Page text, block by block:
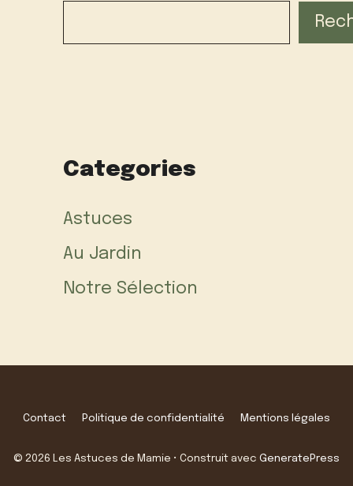
Categories
Astuces
Au Jardin
Notre Sélection
Contact Politique de confidentialité Mentions légales
© 2026 Les Astuces de Mamie • Construit avec GeneratePress